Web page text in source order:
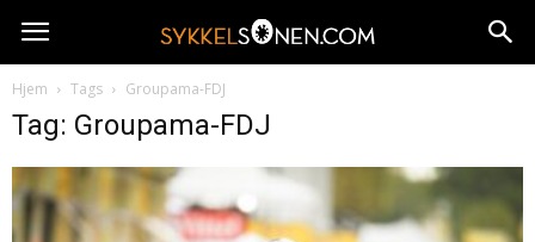
Hjem Tags Groupama-FDJ
Tag: Groupama-FDJ